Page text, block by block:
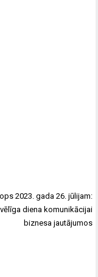
2023. gada 26. jūlijam:
diena komunikācijai
biznesa jautājumos